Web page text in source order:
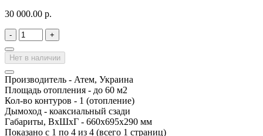
30 000.00 р.
- +
Нет в наличии
Производитель - Атем, Украина
Площадь отопления - до 60 м2
Кол-во контуров - 1 (отопление)
Дымоход - коаксиальный сзади
Габариты, ВхШхГ - 660х695х290 мм
Показано с 1 по 4 из 4 (всего 1 страниц)